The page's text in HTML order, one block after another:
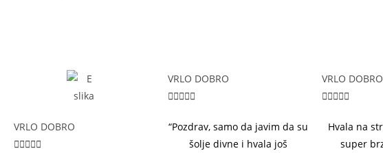
VRLO DOBRO

VRLO DOBRO

“Pozdrav, samo da javim da su
šolje divne i hvala još
VRLO DOBRO

Hvala na
super